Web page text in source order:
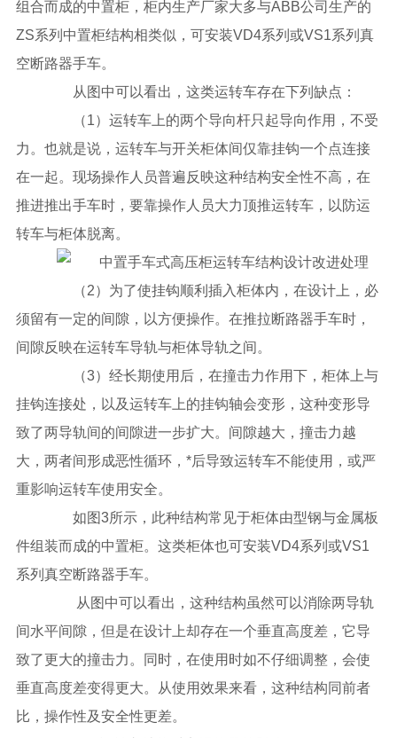
组合而成的中置柜，柜内生产厂家大多与ABB公司生产的
ZS系列中置柜结构相类似，可安装VD4系列或VS1系列真
空断路器手车。
从图中可以看出，这类运转车存在下列缺点：
（1）运转车上的两个导向杆只起导向作用，不受
力。也就是说，运转车与开关柜体间仅靠挂钩一个点连接
在一起。现场操作人员普遍反映这种结构安全性不高，在
推进推出手车时，要靠操作人员大力顶推运转车，以防运
转车与柜体脱离。
（2）为了使挂钩顺利插入柜体内，在设计上，必
须留有一定的间隙，以方便操作。在推拉断路器手车时，
间隙反映在运转车导轨与柜体导轨之间。
（3）经长期使用后，在撞击力作用下，柜体上与
挂钩连接处，以及运转车上的挂钩轴会变形，这种变形导
致了两导轨间的间隙进一步扩大。间隙越大，撞击力越
大，两者间形成恶性循环，*后导致运转车不能使用，或严
重影响运转车使用安全。
如图3所示，此种结构常见于柜体由型钢与金属板
件组装而成的中置柜。这类柜体也可安装VD4系列或VS1
系列真空断路器手车。
从图中可以看出，这种结构虽然可以消除两导轨
间水平间隙，但是在设计上却存在一个垂直高度差，它导
致了更大的撞击力。同时，在使用时如不仔细调整，会使
垂直高度差变得更大。从使用效果来看，这种结构同前者
比，操作性及安全性更差。